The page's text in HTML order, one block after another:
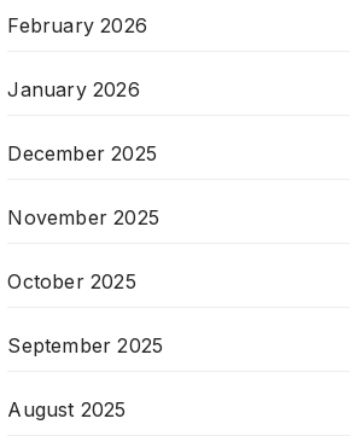
February 2026
January 2026
December 2025
November 2025
October 2025
September 2025
August 2025